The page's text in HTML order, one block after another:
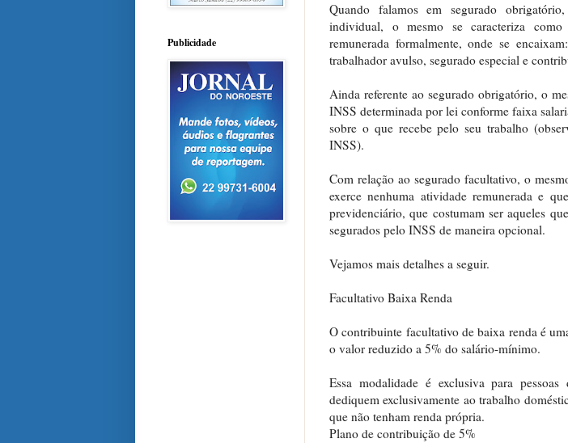
Quando falamos em segurado
individual, o mesmo se caracteriza
remunerada formalmente, onde se
trabalhador avulso, segurado especial e
Ainda referente ao segurado obrigatório, o
INSS determinada por lei conforme faixa
sobre o que recebe pelo seu trabalho
INSS).
Com relação ao segurado facultativo, o
exerce nenhuma atividade remunerada e
previdenciário, que costumam ser aqueles
segurados pelo INSS de maneira opcional.
Vejamos mais detalhes a seguir.
Facultativo Baixa Renda
O contribuinte facultativo de baixa renda é
o valor reduzido a 5% do salário-mínimo.
Essa modalidade é exclusiva para
dediquem exclusivamente ao trabalho
que não tenham renda própria.
Plano de contribuição de 5%
Publicidade